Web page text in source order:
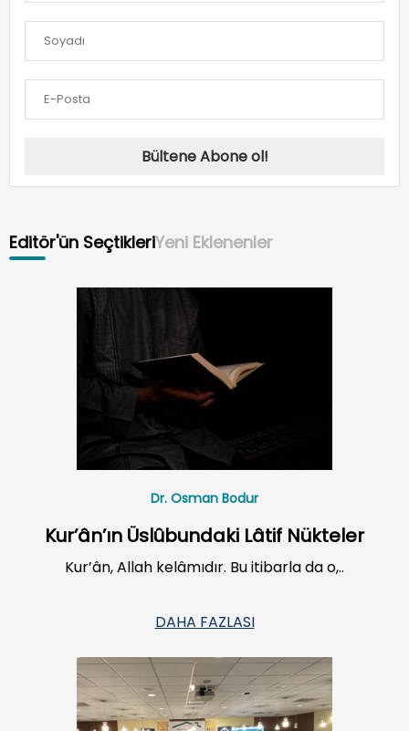
Bültene Abone ol!
Editör'ün SeçtikleriYeni Eklenenler
Dr. Osman Bodur
Kur’ân’ın Üslûbundaki Lâtif Nükteler
Kur’ân, Allah kelâmıdır. Bu itibarla da o,..
DAHA FAZLASI